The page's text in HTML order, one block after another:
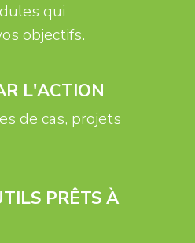
qui
objectifs.
L'ACTION
de cas, projets
PRÊTS À